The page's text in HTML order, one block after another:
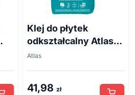
Klej do płytek
odkształcalny Atlas
Plus 5 kg
Atlas
41,98 zł